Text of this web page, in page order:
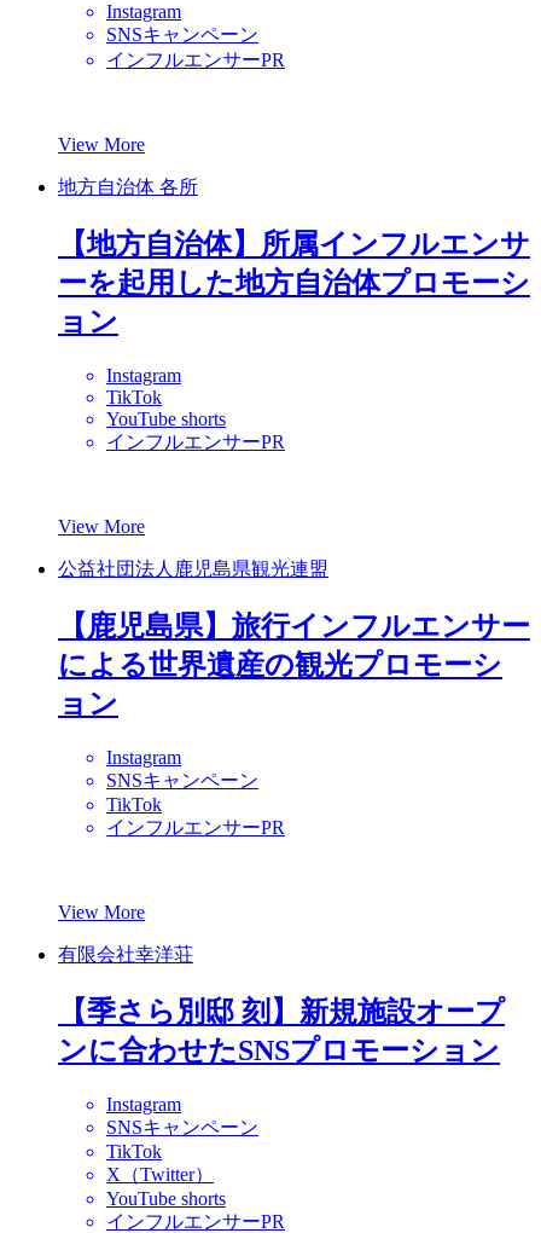
Instagram
SNSキャンペーン
インフルエンサーPR
View More
地方自治体 各所
【地方自治体】所属インフルエンサ
ーを起用した地方自治体プロモーシ
ョン
Instagram
TikTok
YouTube shorts
インフルエンサーPR
View More
公益社団法人鹿児島県観光連盟
【鹿児島県】旅行インフルエンサー
による世界遺産の観光プロモーシ
ョン
Instagram
SNSキャンペーン
TikTok
インフルエンサーPR
View More
有限会社幸洋荘
【季さら別邸 刻】新規施設オープ
ンに合わせたSNSプロモーション
Instagram
SNSキャンペーン
TikTok
X（Twitter）
YouTube shorts
インフルエンサーPR